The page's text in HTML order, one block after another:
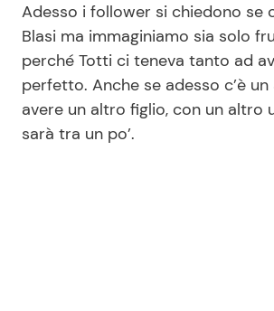
Adesso i follower si chiedono se
Blasi ma immaginiamo sia solo
perché Totti ci teneva tanto ad
perfetto. Anche se adesso c’è
avere un altro figlio, con un altro
sarà tra un po’.